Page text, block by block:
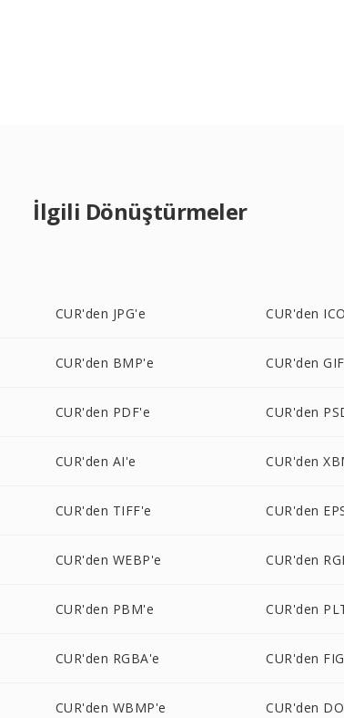
İlgili Dönüştürmeler
CUR'den JPG'e CUR'den
CUR'den BMP'e CUR'den
CUR'den PDF'e CUR'den
CUR'den AI'e CUR'den
CUR'den TIFF'e CUR'den
CUR'den WEBP'e CUR'den
CUR'den PBM'e CUR'den
CUR'den RGBA'e CUR'den
CUR'den WBMP'e CUR'den